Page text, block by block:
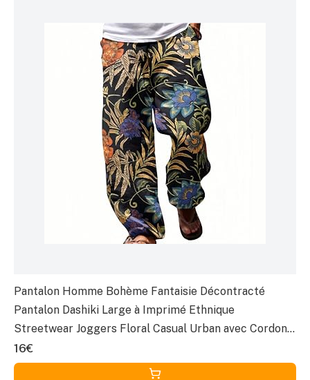
Pantalon Homme Bohème Fantaisie Décontracté
Pantalon Dashiki Large à Imprimé Ethnique
Streetwear Joggers Floral Casual Urban avec Cordon
Serrage
16€